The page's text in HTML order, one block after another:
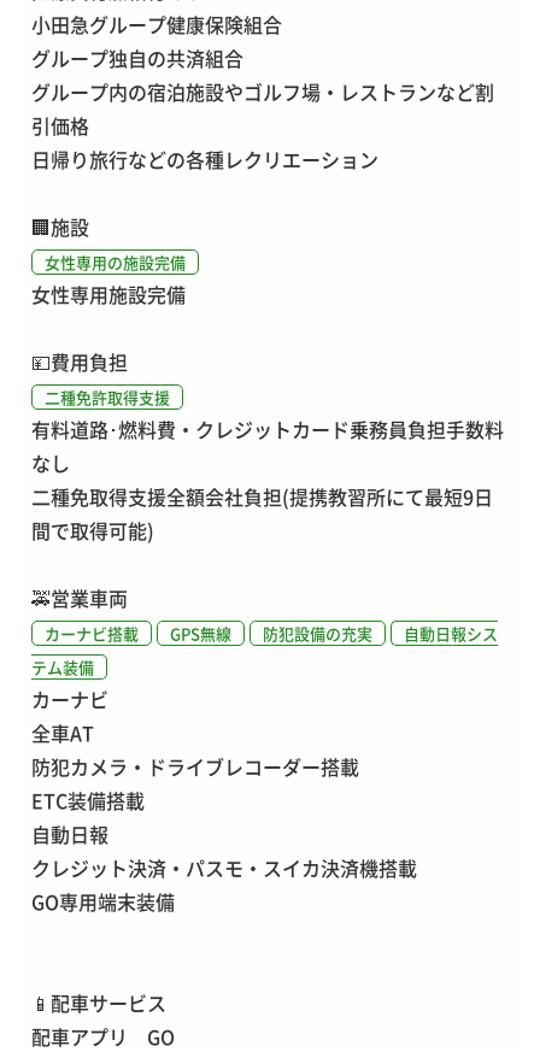
小田急グループ健康保険組合
グループ独自の共済組合
グループ内の宿泊施設やゴルフ場・レストランなど割
引価格
日帰り旅行などの各種レクリエーション
🏢施設
女性専用の施設完備
女性専用施設完備
💴費用負担
二種免許取得支援
有料道路･燃料費・クレジットカード乗務員負担手数料
なし
二種免取得支援全額会社負担(提携教習所にて最短9日
間で取得可能)
🚕営業車両
カーナビ搭載 GPS無線 防犯設備の充実
自動日報シス
テム装備
カーナビ
全車AT
防犯カメラ・ドライブレコーダー搭載
ETC装備搭載
自動日報
クレジット決済・パスモ・スイカ決済機搭載
GO専用端末装備
📱 配車サービス
配車アプリ GO